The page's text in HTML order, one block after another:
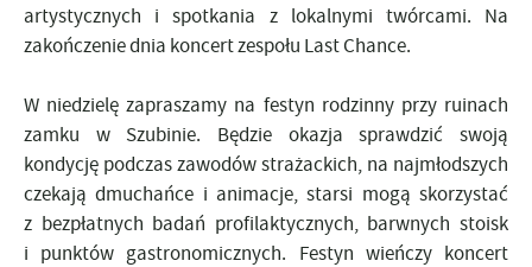
artystycznych i spotkania z lokalnymi twórcami. Na
zakończenie dnia koncert zespołu Last Chance.
W niedzielę zapraszamy na festyn rodzinny przy ruinach
zamku w Szubinie. Będzie okazja sprawdzić swoją
kondycję podczas zawodów strażackich, na najmłodszych
czekają dmuchańce i animacje, starsi mogą skorzystać
z bezpłatnych badań profilaktycznych, barwnych stoisk
i punktów gastronomicznych. Festyn wieńczy koncert